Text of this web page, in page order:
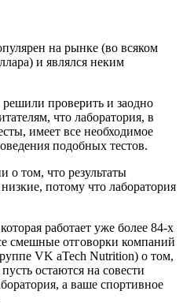
на рынке (во всяком
и являлся неким
проверить и заодно
что лаборатория, в
имеет все необходимое
подобных тестов.
о том, что результаты
потому что лаборатория
работает уже более 84-х
смешные отговорки компаний
VK aTech Nutrition) о том,
остаются на совести
а ваше спортивное